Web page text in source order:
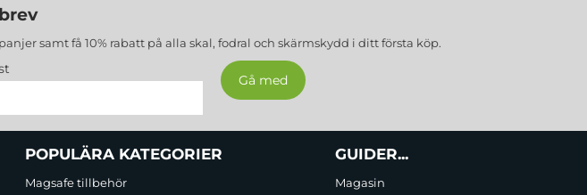
samt få 10% rabatt på alla skal, fodral och skärmskydd i ditt första köp.
POPULÄRA KATEGORIER
Magsafe tillbehör
GUIDER...
Magasin